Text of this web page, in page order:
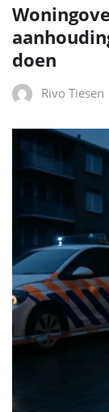
doen
Rivo Tiesen